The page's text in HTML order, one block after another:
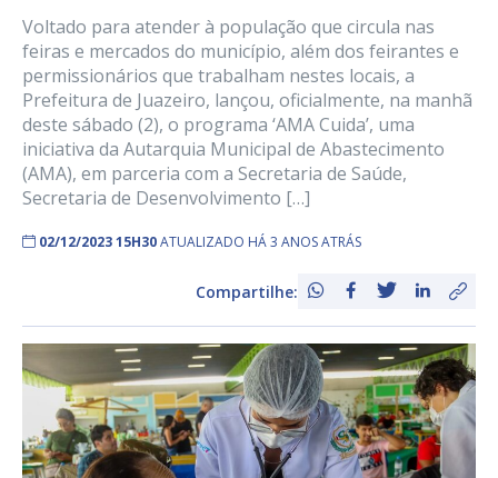
Voltado para atender à população que circula nas
feiras e mercados do município, além dos feirantes e
permissionários que trabalham nestes locais, a
Prefeitura de Juazeiro, lançou, oficialmente, na manhã
deste sábado (2), o programa ‘AMA Cuida’, uma
iniciativa da Autarquia Municipal de Abastecimento
(AMA), em parceria com a Secretaria de Saúde,
Secretaria de Desenvolvimento […]
02/12/2023 15H30ATUALIZADO HÁ 3 ANOS ATRÁS
Compartilhe: